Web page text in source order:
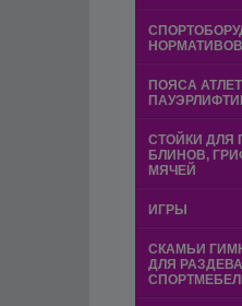
НОРМАТИВОВ
ПОЯСА
СТОЙКИ ДЛЯ
БЛИНОВ,
МЯЧЕЙ
ИГРЫ
СКАМЬИ
ДЛЯ